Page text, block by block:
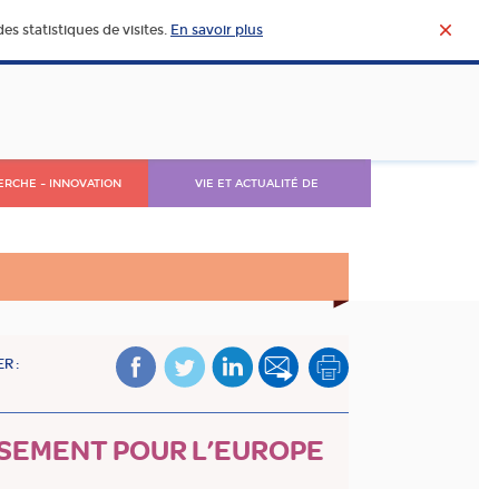
statistiques de visites. En savoir plus
– INNOVATION VIE ET ACTUALITÉ DE
:
POUR L’EUROPE